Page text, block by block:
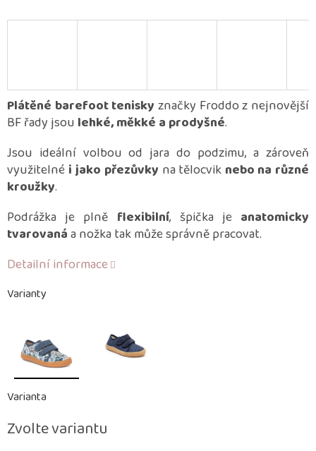
Zvolte variantu
Varianty
Varianta
Plátěné barefoot tenisky značky Froddo z nejnovější
BF řady jsou lehké, měkké a prodyšné.
Jsou ideální volbou od jara do podzimu, a zároveň
využitelné i jako přezůvky na tělocvik nebo na různé
kroužky.
Podrážka je plně flexibilní, špička je anatomicky
tvarovanáa nožka tak může správně pracovat.
Detailní informace